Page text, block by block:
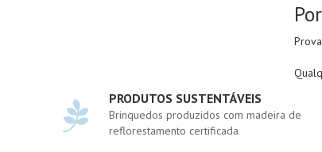
PRODUTOS SUSTENTÁVEIS
Brinquedos produzidos com madeira de
reflorestamento certificada